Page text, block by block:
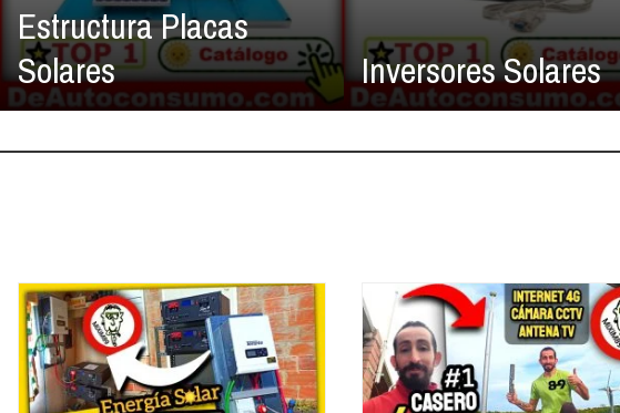
Estructura Placas
Solares
Inversores Solares